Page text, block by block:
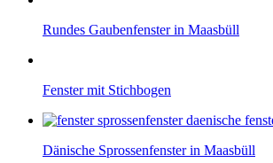
Rundes Gaubenfenster in Maasbüll
Fenster mit Stichbogen
Dänische Sprossenfenster in Maasbüll